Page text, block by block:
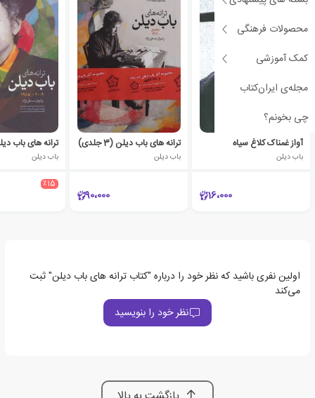
محصولات فرهنگی
کمک آموزشی
مجله‌ی ایران‌کتاب
چی بخونم؟
آواز غمناک کلاغ سیاه
باب دیلن
16،000
ترانه های باب دیلن (3 جلدی)
باب دیلن
90،000
باب دیلن
٪15
اولین نفری باشید که نظر خود را درباره "کتاب ترانه های باب دیلن" ثبت
می‌کند
نظر خود را بنویسید